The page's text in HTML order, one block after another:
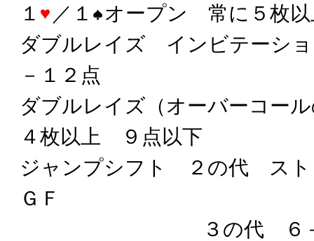
１
／１
オープン 常に５枚以
ダブルレイズ インビテーシ
－１２点
ダブルレイズ（オーバーコ
４枚以上 ９点以下
ジャンプシフト ２の代 ス
ＧＦ
３の代 ６＋ １